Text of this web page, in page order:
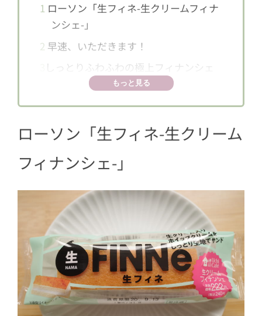
1 ローソン「生フィネ-生クリームフィナ
ンシェ-」
2 早速、いただきます！
しっとりふわふわの極上フィナンシェ
もっと見る
ローソン「生フィネ-生クリーム
フィナンシェ-」